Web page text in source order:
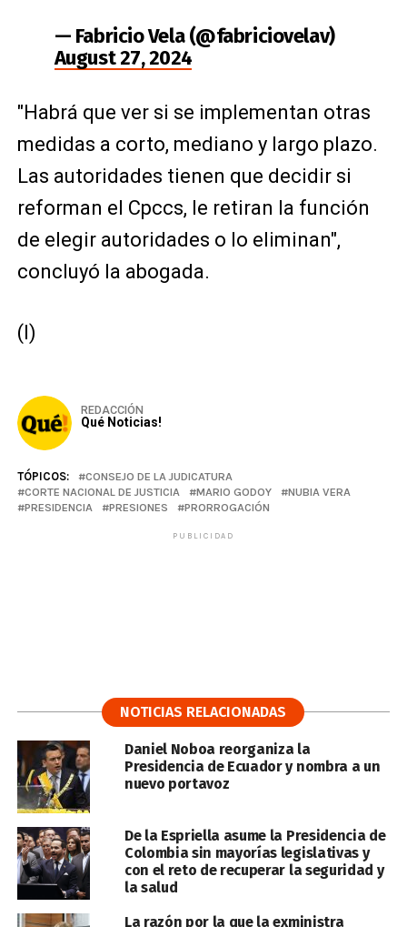
— Fabricio Vela (@fabriciovelav)
August 27, 2024
"Habrá que ver si se implementan otras
medidas a corto, mediano y largo plazo.
Las autoridades tienen que decidir si
reforman el Cpccs, le retiran la función
de elegir autoridades o lo eliminan",
concluyó la abogada.
(I)
REDACCIÓN
Qué Noticias!
TÓPICOS:
CONSEJO DE LA JUDICATURA
CORTE NACIONAL DE JUSTICIA
MARIO GODOY
NUBIA VERA
PRESIDENCIA
PRESIONES PRORROGACIÓN
PUBLICIDAD
NOTICIAS RELACIONADAS
Daniel Noboa reorganiza la
Presidencia de Ecuador y nombra a un
nuevo portavoz
De la Espriella asume la Presidencia de
Colombia sin mayorías legislativas y
con el reto de recuperar la seguridad y
la salud
La razón por la que la exministra